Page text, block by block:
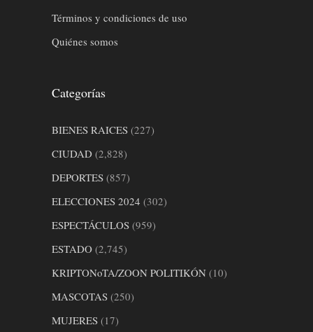
Términos y condiciones de uso
Quiénes somos
Categorías
BIENES RAICES (227)
CIUDAD (2,828)
DEPORTES (857)
ELECCIONES 2024 (302)
ESPECTÁCULOS (959)
ESTADO (2,745)
KRIPTONoTA/ZOON POLITIKÓN (10)
MASCOTAS (250)
MUJERES (17)